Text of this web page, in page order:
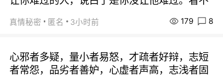
真情秘密 匿名 3小时前 179 8
心邪者多疑，量小者易怒，才疏者好辩，志短
者常怨，品劣者善妒，心虚者声高，志浅者固